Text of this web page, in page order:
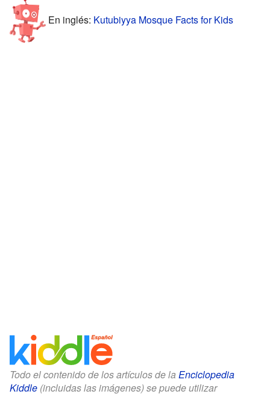
En inglés: Kutubiyya Mosque Facts for Kids
Todo el contenido de los artículos de la Enciclopedia
Kiddle (incluidas las imágenes) se puede utilizar